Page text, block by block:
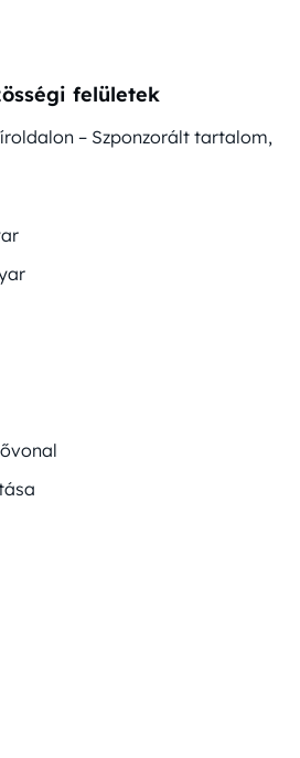
felületek
– Szponzorált tartalom,